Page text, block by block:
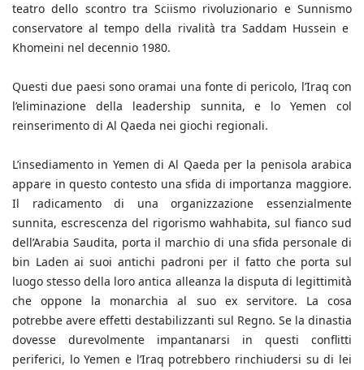
teatro dello scontro tra Sciismo rivoluzionario e Sunnismo
conservatore al tempo della rivalità tra Saddam Hussein e
Khomeini nel decennio 1980.
Questi due paesi sono oramai una fonte di pericolo, l’Iraq con
l’eliminazione della leadership sunnita, e lo Yemen col
reinserimento di Al Qaeda nei giochi regionali.
L’insediamento in Yemen di Al Qaeda per la penisola arabica
appare in questo contesto una sfida di importanza maggiore.
Il radicamento di una organizzazione essenzialmente
sunnita, escrescenza del rigorismo wahhabita, sul fianco sud
dell’Arabia Saudita, porta il marchio di una sfida personale di
bin Laden ai suoi antichi padroni per il fatto che porta sul
luogo stesso della loro antica alleanza la disputa di legittimità
che oppone la monarchia al suo ex servitore. La cosa
potrebbe avere effetti destabilizzanti sul Regno. Se la dinastia
dovesse durevolmente impantanarsi in questi conflitti
periferici, lo Yemen e l’Iraq potrebbero rinchiudersi su di lei